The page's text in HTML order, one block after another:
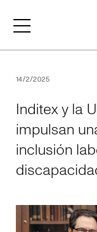
14/2/2025
Inditex y la
impulsan
inclusión